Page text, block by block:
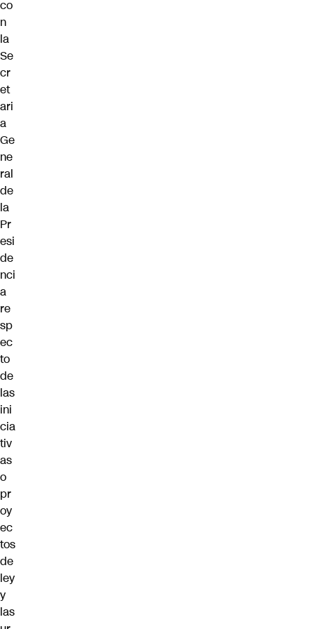
co
n
la
Se
cr
et
ari
a
Ge
ne
ral
de
la
Pr
esi
de
nci
a
re
sp
ec
to
de
las
ini
cia
tiv
as
o
pr
oy
ec
tos
de
ley
y
las